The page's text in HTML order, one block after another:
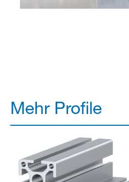
Mehr Profile